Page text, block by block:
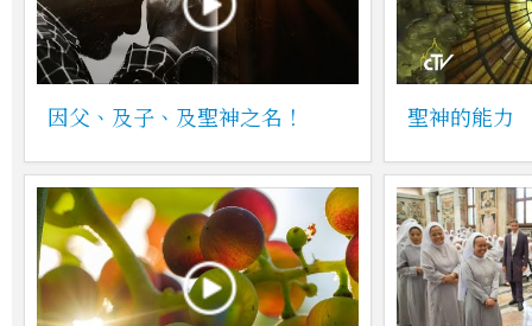
因父、及子、及聖神之名！ 聖神的能力